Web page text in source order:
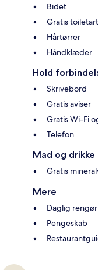
Bidet
Gratis
Hårtørrer
Håndklæder
Hold
Skrivebord
Gratis aviser
Gratis Wi-Fi
Telefon
Mad og drikke
Gratis
Mere
Daglig
Pengeskab